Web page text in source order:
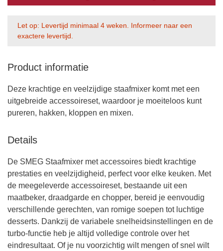
Let op: Levertijd minimaal 4 weken. Informeer naar een
exactere levertijd.
Product informatie
Deze krachtige en veelzijdige staafmixer komt met een
uitgebreide accessoireset, waardoor je moeiteloos kunt
pureren, hakken, kloppen en mixen.
Details
De SMEG Staafmixer met accessoires biedt krachtige
prestaties en veelzijdigheid, perfect voor elke keuken. Met
de meegeleverde accessoireset, bestaande uit een
maatbeker, draadgarde en chopper, bereid je eenvoudig
verschillende gerechten, van romige soepen tot luchtige
desserts. Dankzij de variabele snelheidsinstellingen en de
turbo-functie heb je altijd volledige controle over het
eindresultaat. Of je nu voorzichtig wilt mengen of snel wilt